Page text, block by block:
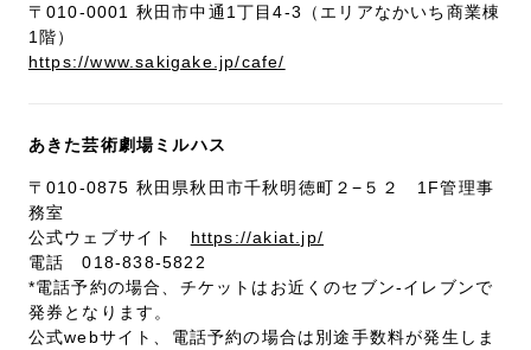
〒010-0001 秋田市中通1丁目4-3（エリアなかいち商業棟
1階）
https://www.sakigake.jp/cafe/
あきた芸術劇場ミルハス
〒010-0875 秋田県秋田市千秋明徳町２−５２ 1F管理事
務室
公式ウェブサイト https://akiat.jp/
電話 018-838-5822
*電話予約の場合、チケットはお近くのセブン-イレブンで
発券となります。
公式webサイト、電話予約の場合は別途手数料が発生しま